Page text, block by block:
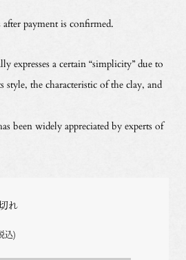
after payment is confirmed.
expresses a certain “simplicity” due to
style, the characteristic of the clay, and
been widely appreciated by experts of
れ
込)